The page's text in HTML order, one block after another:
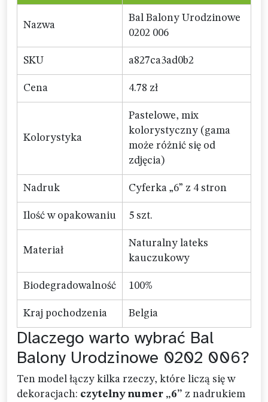
Nazwa
Bal Balony Urodzinowe
0202 006
SKU a827ca3ad0b2
Cena 4.78 zł
Kolorystyka
Pastelowe, mix
kolorystyczny (gama
może różnić się od
zdjęcia)
Nadruk Cyferka „6” z 4 stron
Ilość w opakowaniu 5 szt.
Materiał
Naturalny lateks
kauczukowy
Biodegradowalność 100%
Kraj pochodzenia Belgia
Dlaczego warto wybrać Bal
Balony Urodzinowe 0202 006?
Ten model łączy kilka rzeczy, które liczą się w
dekoracjach: czytelny numer „6” z nadrukiem